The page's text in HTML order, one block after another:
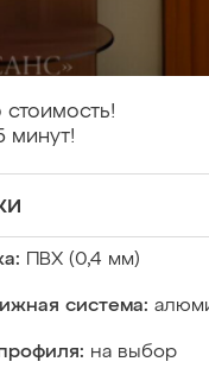
минут!
ПВХ (0,4 мм)
система:
на выбор